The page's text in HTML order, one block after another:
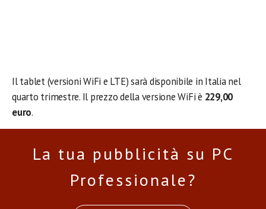
Il tablet (versioni WiFi e LTE) sarà disponibile in Italia nel
quarto trimestre. Il prezzo della versione WiFi è 229,00
euro.
La tua pubblicità su PC
Professionale?